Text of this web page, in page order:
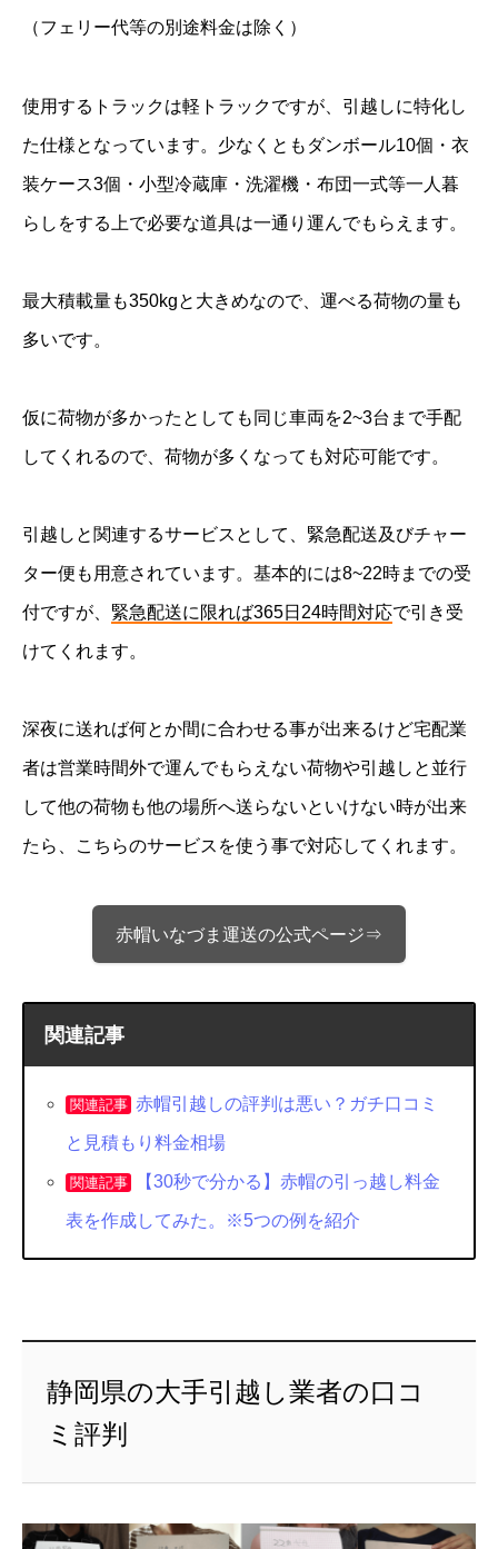
（フェリー代等の別途料金は除く）
使用するトラックは軽トラックですが、引越しに特化し
た仕様となっています。少なくともダンボール10個・衣
装ケース3個・小型冷蔵庫・洗濯機・布団一式等一人暮
らしをする上で必要な道具は一通り運んでもらえます。
最大積載量も350kgと大きめなので、運べる荷物の量も
多いです。
仮に荷物が多かったとしても同じ車両を2~3台まで手配
してくれるので、荷物が多くなっても対応可能です。
引越しと関連するサービスとして、緊急配送及びチャー
ター便も用意されています。基本的には8~22時までの受
付ですが、 緊急配送に限れば365日24時間対応で引き受
けてくれます。
深夜に送れば何とか間に合わせる事が出来るけど宅配業
者は営業時間外で運んでもらえない荷物や引越しと並行
して他の荷物も他の場所へ送らないといけない時が出来
たら、こちらのサービスを使う事で対応してくれます。
赤帽いなづま運送の公式ページ⇒
関連記事
関連記事 赤帽引越しの評判は悪い？ガチ口コミ
と見積もり料金相場
関連記事 【30秒で分かる】赤帽の引っ越し料金
表を作成してみた。※5つの例を紹介
静岡県の大手引越し業者の口コ
ミ評判